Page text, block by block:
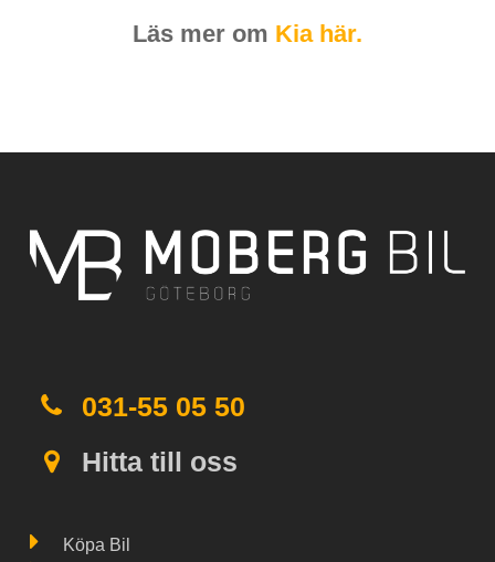
Läs mer om Kia här.
031-55 05 50
Hitta till oss
Köpa Bil